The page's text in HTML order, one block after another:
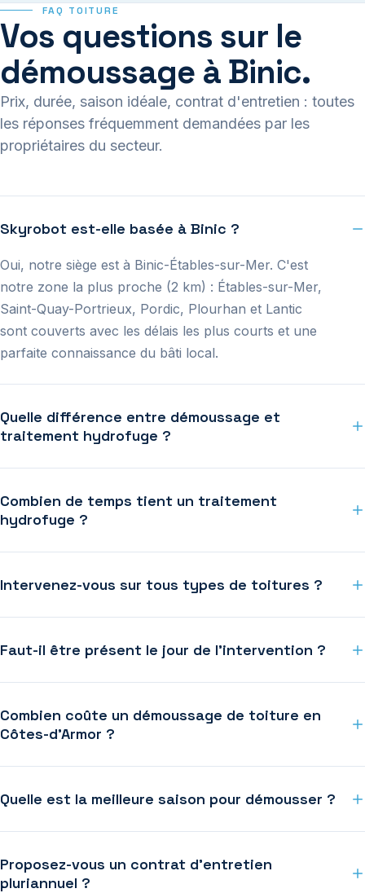
FAQ TOITURE
Vos questions sur le
démoussage à Binic.
Prix, durée, saison idéale, contrat d'entretien : toutes
les réponses fréquemment demandées par les
propriétaires du secteur.
Skyrobot est-elle basée à Binic ?
Oui, notre siège est à Binic-Étables-sur-Mer. C'est
notre zone la plus proche (2 km) : Étables-sur-Mer,
Saint-Quay-Portrieux, Pordic, Plourhan et Lantic
sont couverts avec les délais les plus courts et une
parfaite connaissance du bâti local.
Quelle différence entre démoussage et
traitement hydrofuge ?
Combien de temps tient un traitement
hydrofuge ?
Intervenez-vous sur tous types de toitures ?
Faut-il être présent le jour de l'intervention ?
Combien coûte un démoussage de toiture en
Côtes-d'Armor ?
Quelle est la meilleure saison pour démousser ?
Proposez-vous un contrat d'entretien
pluriannuel ?